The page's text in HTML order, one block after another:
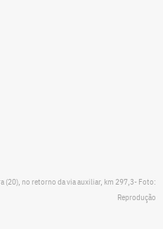
no retorno da via auxiliar, km 297,3- Foto:
Reprodução